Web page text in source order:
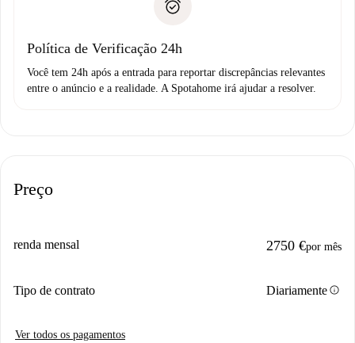
Débito direto bancário
não comunicar nenhum problema.
Política de Verificação 24h
Você tem 24h após a entrada para reportar discrepâncias relevantes
entre o anúncio e a realidade. A Spotahome irá ajudar a resolver.
Preço
renda mensal 2750 €por mês
Tipo de contrato Diariamenteinfo
Ver todos os pagamentos